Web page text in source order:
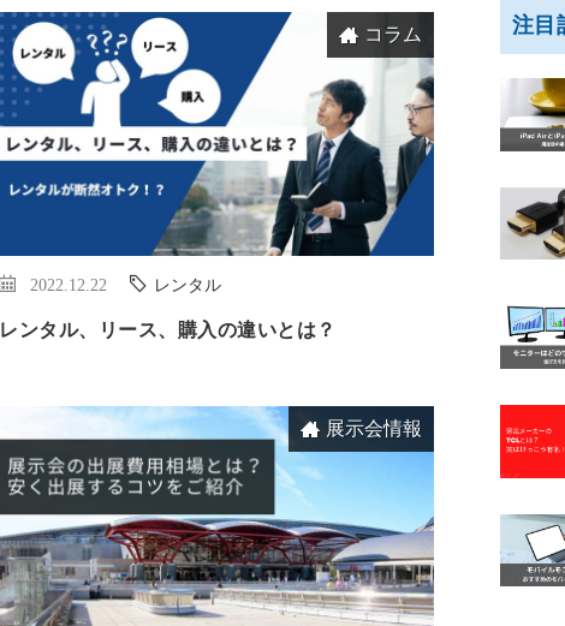
コラム
2022.12.22 レンタル
レンタル、リース、購入の違いとは？
展示会情報
注目